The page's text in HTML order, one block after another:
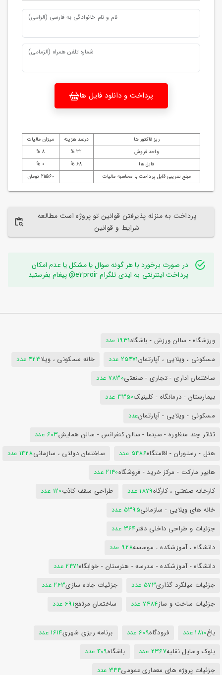
نام و نام خانوادگی به فارسی (الزامی)
شماره تلفن همراه (الزمامی)
پرداخت و دانلود فایل ها
ریز فاکتور ها درصد هزینه
میزان مالیات
واحد فروش
32 %
8 %
فایل ها
68 %
0 %
مبلغ تقریبی قابل پرداخت با محاسبه مالیات
211560 تومان
پرداخت به منزله پذیرفتن قوانین تو پروژه است مطالعه
شرایط و قوانین
در صورت برخورد با هر گونه سوال یا مشکل یا عدم امکان
پرداخت اینترنتی به ایدی تلگرام e2proir@ پیغام بفرستید
ورزشگاه - سالن ورزش - باشگاه1931 عدد
مسکونی ، ویلایی ، آپارتمان25471 عدد خانه مسکونی ، ویلا423 عدد
ساختمان اداری - تجاری - صنعتی7830 عدد
بیمارستان - درمانگاه - کلینیک3350 عدد
مسکونی - ویلایی - آپارتمانعدد
تئاتر چند منظوره - سینما - سالن کنفرانس - سالن همایش603 عدد
هتل - رستوران - اقامتگاه5486 عدد ساختمان دولتی ، سازمانی1428 عدد
هایپر مارکت - مرکز خرید - فروشگاه2140 عدد
کارخانه صنعتی ، کارگاه1879 عدد طراحی سقف کاذب120 عدد
خانه های ویلایی - سازمانی5395 عدد
جزئیات و طراحی داخلی دفتر364 عدد
دانشگاه ، آموزشکده ، موسسه928 عدد
دانشگاه - آموزشکده - مدرسه - هنرستان - خوابگاه2471 عدد
جزئیات میلگرد گذاری573 عدد جزئیات جاده سازی263 عدد
جزئیات ساخت و ساز7484 عدد ساختمان مرتفع691 عدد
باغ1810 عدد فرودگاه609 عدد برنامه ریزی شهری1614 عدد
بلوک وسایل نقلیه2367 عدد باشگاه409 عدد
جزئیات پروژه های معماری عمومی344 عدد